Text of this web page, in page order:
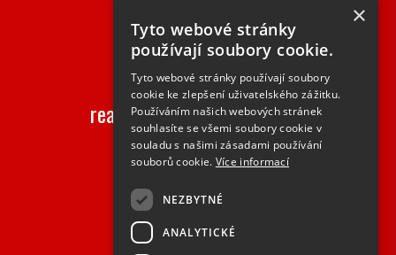
2000+
realizovaných zakázek ročně
50+
×
Tyto webové stránky
používají soubory cookie.
Tyto webové stránky používají soubory
cookie ke zlepšení uživatelského zážitku.
Používáním našich webových stránek
souhlasíte se všemi soubory cookie v
souladu s našimi zásadami používání
souborů cookie. Více informací
NEZBYTNÉ
ANALYTICKÉ